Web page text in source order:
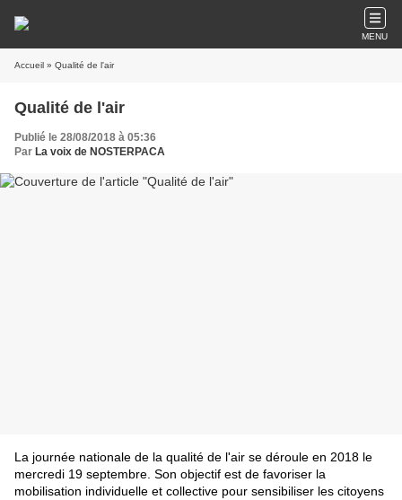
MENU
Accueil » Qualité de l'air
Qualité de l'air
Publié le 28/08/2018 à 05:36
Par La voix de NOSTERPACA
La journée nationale de la qualité de l'air se déroule en 2018 le
mercredi 19 septembre. Son objectif est de favoriser la
mobilisation individuelle et collective pour sensibiliser les citoyens